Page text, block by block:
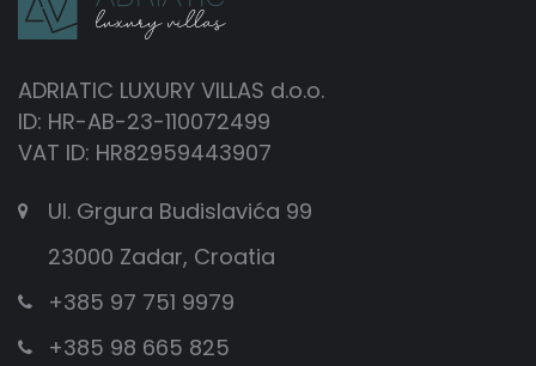
ADRIATIC LUXURY VILLAS d.o.o.
ID: HR-AB-23-110072499
VAT ID: HR82959443907
Ul. Grgura Budislavića 99
23000 Zadar, Croatia
+385 97 751 9979
+385 98 665 825